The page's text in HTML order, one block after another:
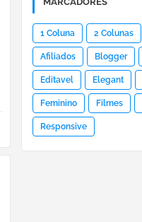
1 Coluna 2 Colunas
Afiliados Blogger
Editavel Elegant
Feminino Filmes
Responsive